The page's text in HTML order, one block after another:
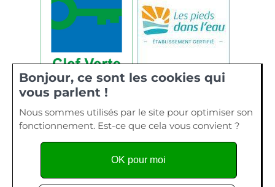
Bonjour, ce sont les cookies qui
vous parlent !
Nous sommes utilisés par le site pour optimiser son
fonctionnement. Est-ce que cela vous convient ?
OK pour moi